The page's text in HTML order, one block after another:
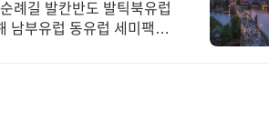
례길 발칸반도 발틱북유럽
남부유럽 동유럽 세미팩제